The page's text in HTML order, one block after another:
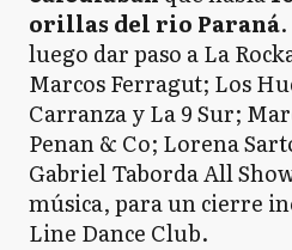
orillas del rio Paraná
luego dar paso a La
Marcos Ferragut; Los
Carranza y La 9 Sur;
Penan & Co; Lorena
Gabriel Taborda All
música, para un cierre
Line Dance Club.